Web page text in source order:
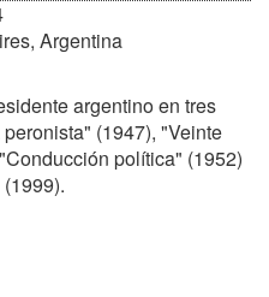
Argentina
argentino en tres
(1947), "Veinte
política" (1952)